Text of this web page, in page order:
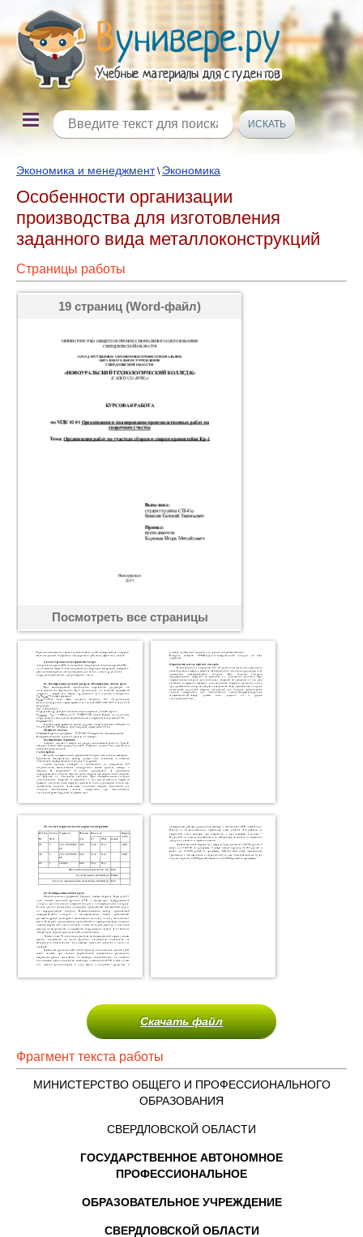
Экономика и менеджмент\ Экономика
Особенности организации
производства для изготовления
заданного вида металлоконструкций
Страницы работы
19 страниц (Word-файл)
Посмотреть все страницы
Скачать файл
Фрагмент текста работы
МИНИСТЕРСТВО ОБЩЕГО И ПРОФЕССИОНАЛЬНОГО
ОБРАЗОВАНИЯ
СВЕРДЛОВСКОЙ ОБЛАСТИ
ГОСУДАРСТВЕННОЕ АВТОНОМНОЕ
ПРОФЕССИОНАЛЬНОЕ
ОБРАЗОВАТЕЛЬНОЕ УЧРЕЖДЕНИЕ
СВЕРДЛОВСКОЙ ОБЛАСТИ